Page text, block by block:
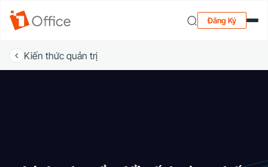
Đăng Ký
Kiến thức quản trị